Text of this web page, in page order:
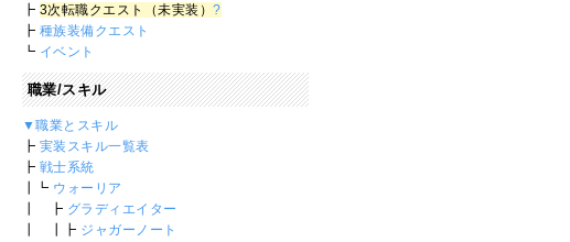
┣ 3次転職クエスト（未実装）?
┣ 種族装備クエスト
┗ イベント
職業/スキル
▼職業とスキル
┣ 実装スキル一覧表
┣ 戦士系統
┃┗ ウォーリア
┃ ┣ グラディエイター
┃ ┃┣ ジャガーノート